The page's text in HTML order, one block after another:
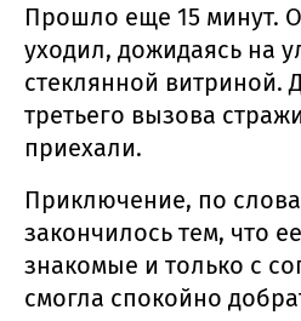
Прошло еще 15 минут.
уходил, дожидаясь на
стеклянной витриной.
третьего вызова
приехали.
Приключение, по
закончилось тем, что
знакомые и только с
смогла спокойно